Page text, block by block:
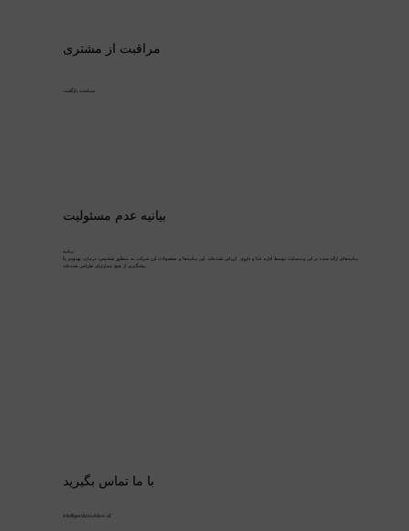
مراقبت از مشتری
سیاست بازگشت
بیانیه عدم مسئولیت
بیانیه‌های ارائه شده در این وب‌سایت توسط اداره غذا و داروی ارزیابی نشده‌اند. این بیانیه‌ها و محصولات این شرکت به منظور تشخیص، درمان، بهبودی یا
با ما تماس بگیرید
info@gardizinutrition.af